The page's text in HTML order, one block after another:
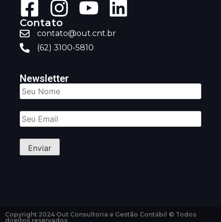
Contato
contato@out.cnt.br
(62) 3100-5810
Newsletter
Copyright 2024 Out Consultoria e Gestão Contábil © Todos
direitos reservados